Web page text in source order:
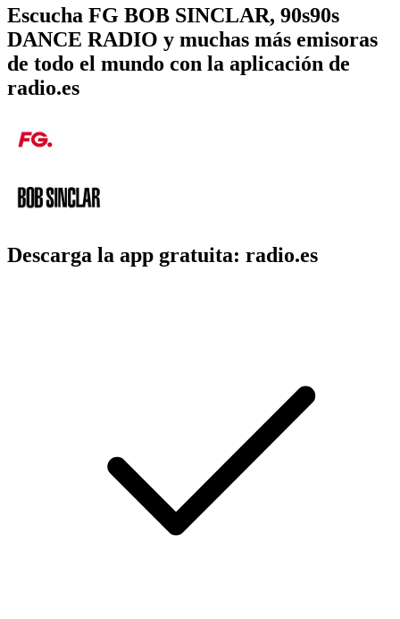
Escucha FG BOB SINCLAR, 90s90s
DANCE RADIO y muchas más emisoras
de todo el mundo con la aplicación de
radio.es
Descarga la app gratuita: radio.es